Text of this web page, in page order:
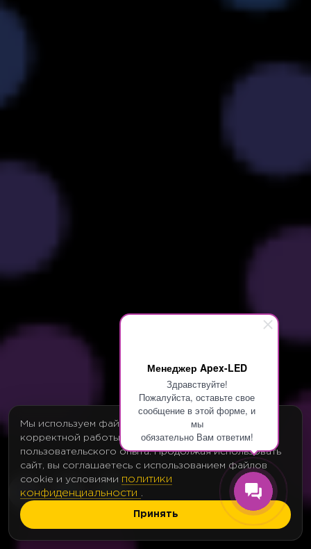
Менеджер Apex-LED
Здравствуйте!
Пожалуйста, оставьте свое
сообщение в этой форме, и
мы
обязательно Вам ответим!
Мы используем файлы cookie для обеспечения
корректной работы сайта и улучшения
пользовательского опыта. Продолжая использовать
сайт, вы соглашаетесь с использованием файлов
cookie и условиями политики
конфиденциальности
Принять